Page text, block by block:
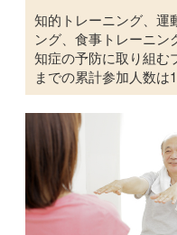
知的トレーニング、運
ング、食事トレーニ
知症の予防に取り組む
までの累計参加人数は